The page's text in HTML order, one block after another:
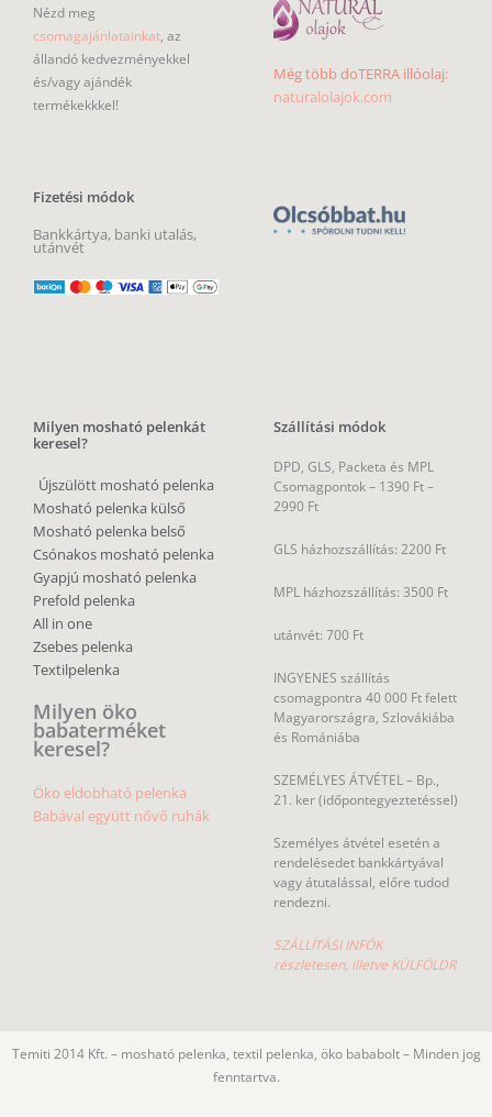
Nézd meg
csomagajánlatainkat, az
állandó kedvezményekkel
és/vagy ajándék
termékekkkel!
Fizetési módok
Bankkártya, banki utalás,
utánvét
Még több doTERRA illóolaj:
naturalolajok.com
Milyen mosható pelenkát
keresel?
Újszülött mosható pelenka
Mosható pelenka külső
Mosható pelenka belső
Csónakos mosható pelenka
Gyapjú mosható pelenka
Prefold pelenka
All in one
Zsebes pelenka
Textilpelenka
Milyen öko
babaterméket
keresel?
Öko eldobható pelenka
Babával együtt nővő ruhák
Szállítási módok
DPD, GLS, Packeta és MPL
Csomagpontok – 1390 Ft –
2990 Ft
GLS házhozszállítás: 2200 Ft
MPL házhozszállítás: 3500 Ft
utánvét: 700 Ft
INGYENES szállítás
csomagpontra 40 000 Ft felett
Magyarországra, Szlovákiába
és Romániába
SZEMÉLYES ÁTVÉTEL – Bp.,
21. ker (időpontegyeztetéssel)
Személyes átvétel esetén a
rendelésedet bankkártyával
vagy átutalással, előre tudod
rendezni.
SZÁLLÍTÁSI INFÓK
részletesen, illetve KÜLFÖLDR
Temiti 2014 Kft. – mosható pelenka, textil pelenka, öko bababolt – Minden jog
fenntartva.